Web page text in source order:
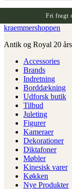
Fri fragt
kraemmershoppen
Antik og Royal 20
Accessories
Brands
Indretning
Borddækning
Udforsk butik
Tilbud
Juleting
Figurer
Kameraer
Dekorationer
Diktafoner
Møbler
Kinesisk varer
Køkken
Nye Produkter